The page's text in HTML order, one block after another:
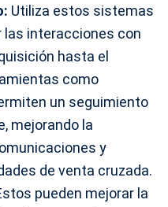
Utiliza estos sistemas
las interacciones con
hasta el
como
un seguimiento
mejorando la
y
de venta cruzada.
pueden mejorar la